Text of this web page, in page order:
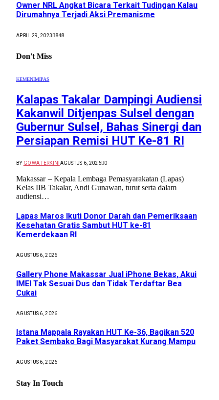
Owner NRL Angkat Bicara Terkait Tudingan Kalau
Dirumahnya Terjadi Aksi Premanisme
APRIL 29, 2023 848
Don't Miss
KEMENIMIPAS
Kalapas Takalar Dampingi Audiensi
Kakanwil Ditjenpas Sulsel dengan
Gubernur Sulsel, Bahas Sinergi dan
Persiapan Remisi HUT Ke-81 RI
BY GOWA TERKINI AGUSTUS 6, 2026 0
Makassar – Kepala Lembaga Pemasyarakatan (Lapas)
Kelas IIB Takalar, Andi Gunawan, turut serta dalam
audiensi…
Lapas Maros Ikuti Donor Darah dan Pemeriksaan
Kesehatan Gratis Sambut HUT ke-81
Kemerdekaan RI
AGUSTUS 6, 2026
Gallery Phone Makassar Jual iPhone Bekas, Akui
IMEI Tak Sesuai Dus dan Tidak Terdaftar Bea
Cukai
AGUSTUS 6, 2026
Istana Mappala Rayakan HUT Ke-36, Bagikan 520
Paket Sembako Bagi Masyarakat Kurang Mampu
AGUSTUS 6, 2026
Stay In Touch